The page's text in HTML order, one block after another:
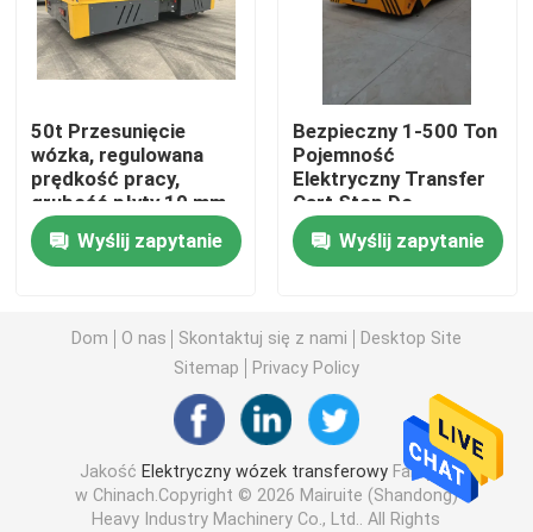
Wózek do transportu kolejowego
Suwnica bramowa z oponami gumowymi
Chwyć wiadro
Rozrzutnik dźwigów kontenerowych
Dźwig przeciwwybuchowy
Baldachim konstrukcji stalowej
50t Przesunięcie
wózka, regulowana
prędkość pracy,
grubość płyty 10 mm
Wyślij zapytanie
Bezpieczny 1-500 Ton
Pojemność
Elektryczny Transfer
Cart Stop Do
Przemysłu
Wyślij zapytanie
Dom O nas Skontaktuj się z nami
Desktop Site
Sitemap
Privacy Policy
Jakość Elektryczny wózek transferowy Fabryka
w Chinach.Copyright © 2026 Mairuite (Shandong)
Heavy Industry Machinery Co., Ltd.. All Rights